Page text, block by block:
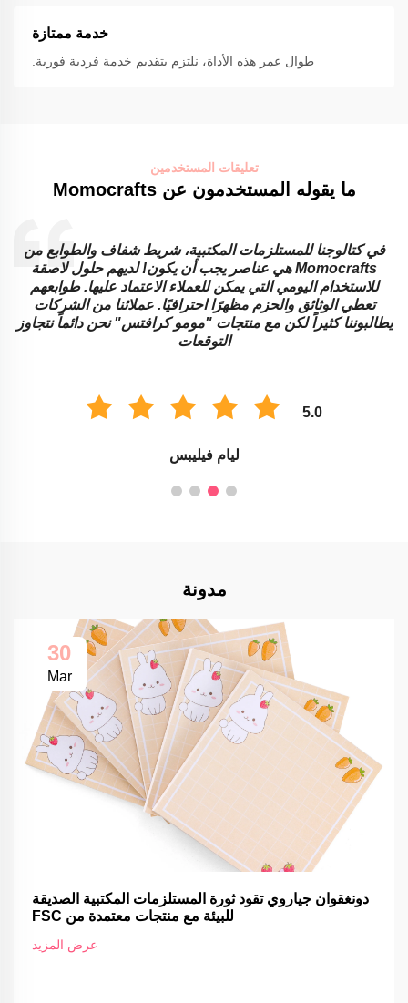
خدمة ممتازة
طوال عمر هذه الأداة، نلتزم بتقديم خدمة فردية فورية.
تعليقات المستخدمين
ما يقوله المستخدمون عن Momocrafts
في كتالوجنا للمستلزمات المكتبية، شريط شفاف والطوابع من
Momocrafts هي عناصر يجب أن يكون! لديهم حلول لاصقة
للاستخدام اليومي التي يمكن للعملاء الاعتماد عليها. طوابعهم
تعطي الوثائق والحزم مظهرًا احترافيًا. عملائنا من الشركات
يطالبوننا كثيراً لكن مع منتجات "مومو كرافتس" نحن دائماً نتجاوز
التوقعات
5.0
ليام فيليبس
مدونة
30
Mar
دونغقوان جياروي تقود ثورة المستلزمات المكتبية الصديقة
للبيئة مع منتجات معتمدة من FSC
عرض المزيد